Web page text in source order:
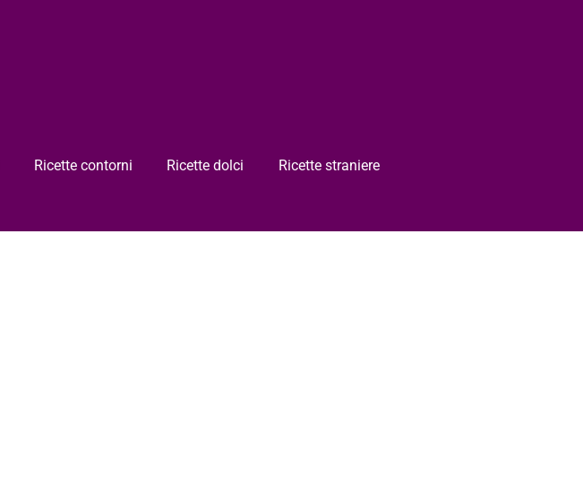
Ricette contorni Ricette dolci Ricette straniere